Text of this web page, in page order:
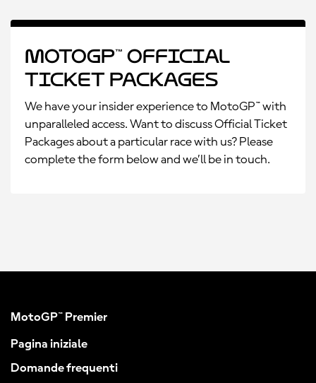
MotoGP™ Official
Ticket Packages
We have your insider experience to MotoGP™ with
unparalleled access. Want to discuss Official Ticket
Packages about a particular race with us? Please
complete the form below and we’ll be in touch.
MotoGP™ Premier
Pagina iniziale
Domande frequenti